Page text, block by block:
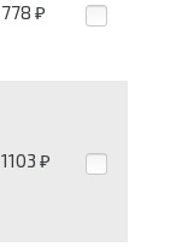
778 ₽
1103 ₽